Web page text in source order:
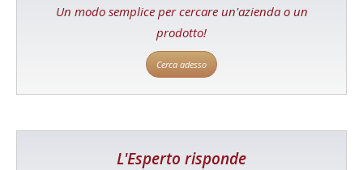
Un modo semplice per cercare un'azienda o un
prodotto!
Cerca adesso
L'Esperto risponde